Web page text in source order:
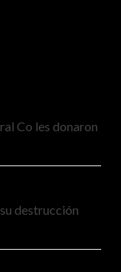
Co les donaron
destrucción